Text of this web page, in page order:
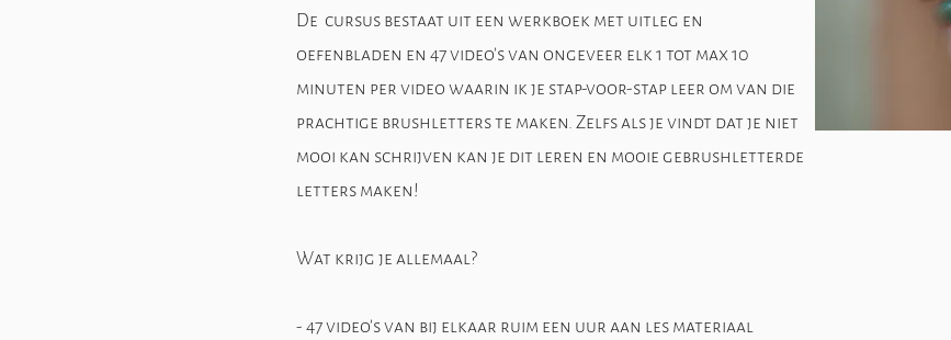
De cursus bestaat uit een werkboek met uitleg en
oefenbladen en 47 video's van ongeveer elk 1 tot max 10
minuten per video waarin ik je stap-voor-stap leer om van die
prachtige brushletters te maken. Zelfs als je vindt dat je niet
mooi kan schrijven kan je dit leren en mooie gebrushletterde
letters maken!
Wat krijg je allemaal?
- 47 video's van bij elkaar ruim een uur aan les materiaal